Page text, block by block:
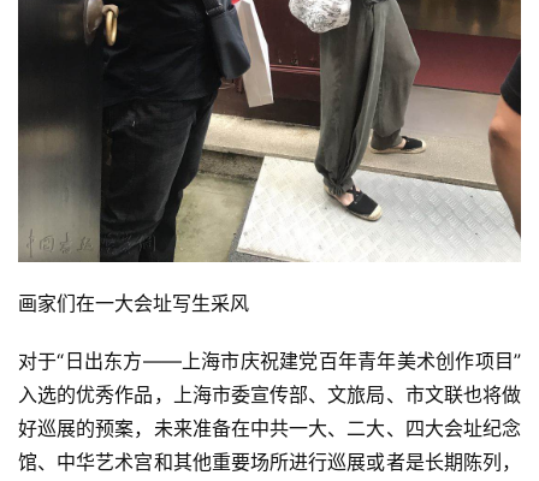
画家们在一大会址写生采风
对于“日出东方——上海市庆祝建党百年青年美术创作项目”
入选的优秀作品，上海市委宣传部、文旅局、市文联也将做
好巡展的预案，未来准备在中共一大、二大、四大会址纪念
馆、中华艺术宫和其他重要场所进行巡展或者是长期陈列，